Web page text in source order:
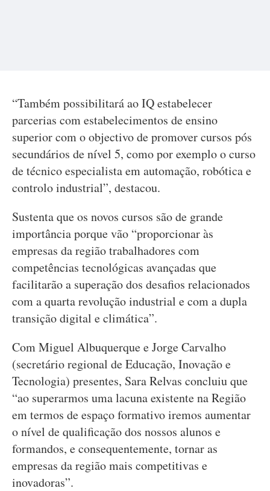
“Também possibilitará ao IQ estabelecer
parcerias com estabelecimentos de ensino
superior com o objectivo de promover cursos pós
secundários de nível 5, como por exemplo o curso
de técnico especialista em automação, robótica e
controlo industrial”, destacou.
Sustenta que os novos cursos são de grande
importância porque vão “proporcionar às
empresas da região trabalhadores com
competências tecnológicas avançadas que
facilitarão a superação dos desafios relacionados
com a quarta revolução industrial e com a dupla
transição digital e climática”.
Com Miguel Albuquerque e Jorge Carvalho
(secretário regional de Educação, Inovação e
Tecnologia) presentes, Sara Relvas concluiu que
“ao superarmos uma lacuna existente na Região
em termos de espaço formativo iremos aumentar
o nível de qualificação dos nossos alunos e
formandos, e consequentemente, tornar as
empresas da região mais competitivas e
inovadoras”.